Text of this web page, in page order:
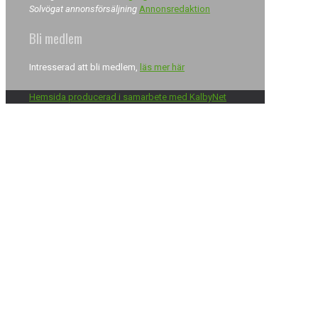
Solvögat annonsförsäljning Annonsredaktion
Bli medlem
Intresserad att bli medlem, läs mer här
Hemsida producerad i samarbete med KalbyNet